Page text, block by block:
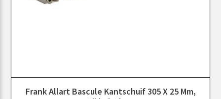
Frank Allart Bascule Kantschuif 305 X 25 Mm,